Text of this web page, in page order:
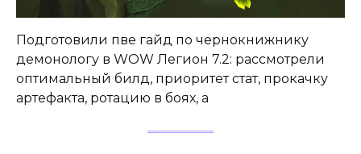
Подготовили пве гайд по чернокнижнику
демонологу в WOW Легион 7.2: рассмотрели
оптимальный билд, приоритет стат, прокачку
артефакта, ротацию в боях, а